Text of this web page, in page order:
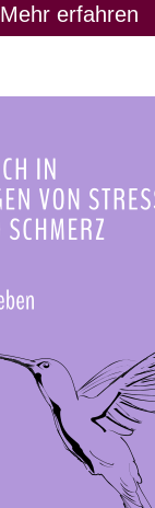
Mehr erfahren